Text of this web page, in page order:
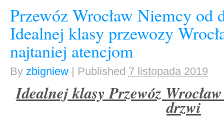
Przewóz Wrocław Niemcy od
Idealnej klasy przewozy
najtaniej atencjom
By zbigniew | Published 7 listopada 2019
Idealnej klasy Przewóz
drzwi